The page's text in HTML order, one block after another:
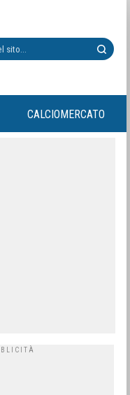
CALCIOMERCATO